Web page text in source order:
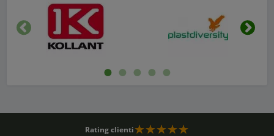
Inapoi
Rating clienti